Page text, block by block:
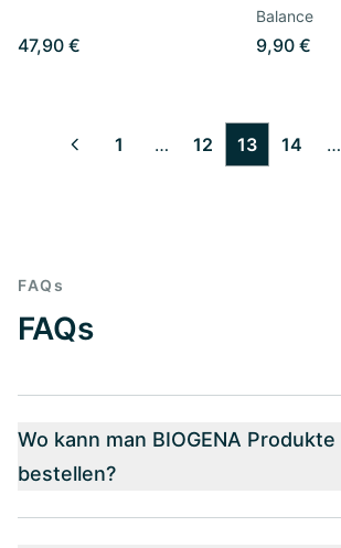
47,90 €
Balance
9,90 €
1 …
2
3
4
5
6
7
8
9
10
11
12 13 14 …
15
16
17
18
FAQs
FAQs
Wo kann man BIOGENA Produkte
bestellen?